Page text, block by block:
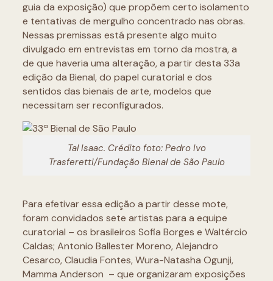
guia da exposição) que propõem certo isolamento
e tentativas de mergulho concentrado nas obras.
Nessas premissas está presente algo muito
divulgado em entrevistas em torno da mostra, a
de que haveria uma alteração, a partir desta 33a
edição da Bienal, do papel curatorial e dos
sentidos das bienais de arte, modelos que
necessitam ser reconfigurados.
Tal Isaac. Crédito foto: Pedro Ivo
Trasferetti/Fundação Bienal de São Paulo
Para efetivar essa edição a partir desse mote,
foram convidados sete artistas para a equipe
curatorial – os brasileiros Sofia Borges e Waltércio
Caldas; Antonio Ballester Moreno, Alejandro
Cesarco, Claudia Fontes, Wura-Natasha Ogunji,
Mamma Anderson – que organizaram exposições